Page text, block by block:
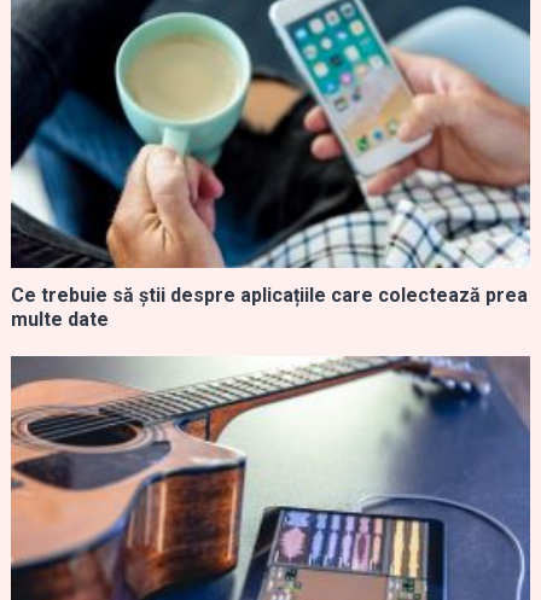
Ce trebuie să știi despre aplicațiile care colectează prea
multe date